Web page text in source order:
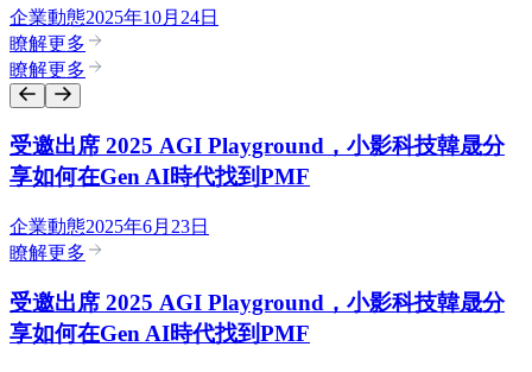
企業動態2025年10月24日
瞭解更多
瞭解更多
受邀出席 2025 AGI Playground，小影科技韓晟分
享如何在Gen AI時代找到PMF
企業動態2025年6月23日
瞭解更多
受邀出席 2025 AGI Playground，小影科技韓晟分
享如何在Gen AI時代找到PMF